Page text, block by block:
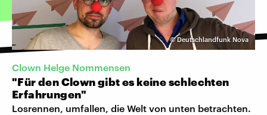
©Deutschlandfunk Nova
Clown Helge Nommensen
"Für den Clown gibt es keine schlechten
Erfahrungen"
Losrennen, umfallen, die Welt von unten betrachten.